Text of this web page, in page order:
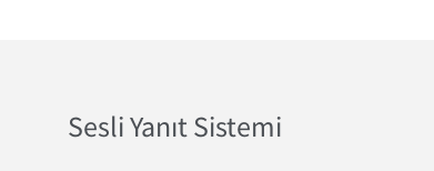
Sesli Yanıt Sistemi